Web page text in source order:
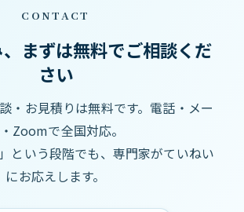
CONTACT
まずは無料でご相談くだ
さい
・お見積りは無料です。電話・メー
Zoomで全国対応。
という段階でも、専門家がていねい
にお応えします。